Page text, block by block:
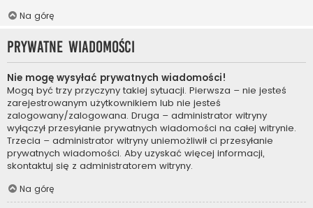
Na górę
Prywatne wiadomości
Nie mogę wysyłać prywatnych wiadomości!
Mogą być trzy przyczyny takiej sytuacji. Pierwsza – nie jesteś
zarejestrowanym użytkownikiem lub nie jesteś
zalogowany/zalogowana. Druga – administrator witryny
wyłączył przesyłanie prywatnych wiadomości na całej witrynie.
Trzecia – administrator witryny uniemożliwił ci przesyłanie
prywatnych wiadomości. Aby uzyskać więcej informacji,
skontaktuj się z administratorem witryny.
Na górę